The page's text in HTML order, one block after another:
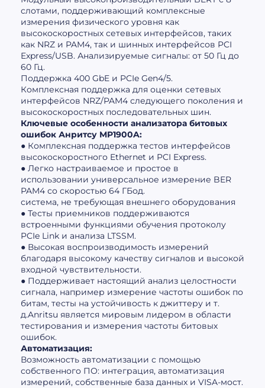
слотами, поддерживающий комплексные
измерения физического уровня как
высокоскоростных сетевых интерфейсов, таких
как NRZ и PAM4, так и шинных интерфейсов PCI
Express/USB. Анализируемые сигналы: от 50 Гц до
60 Гц.
Поддержка 400 GbE и PCIe Gen4/5.
Комплексная поддержка для оценки сетевых
интерфейсов NRZ/PAM4 следующего поколения и
высокоскоростных последовательных шин.
Ключевые особенности анализатора битовых
ошибок Анритсу MP1900A:
● Комплексная поддержка тестов интерфейсов
высокоскоростного Ethernet и PCI Express.
● Легко настраиваемое и простое в
использовании универсальное измерение BER
PAM4 со скоростью 64 ГБод.
система, не требующая внешнего оборудования
● Тесты приемников поддерживаются
встроенными функциями обучения протоколу
PCIe Link и анализа LTSSM.
● Высокая воспроизводимость измерений
благодаря высокому качеству сигналов и высокой
входной чувствительности.
● Поддерживает настоящий анализ целостности
сигнала, например измерение частоты ошибок по
битам, тесты на устойчивость к джиттеру и т.
д.Anritsu является мировым лидером в области
тестирования и измерения частоты битовых
ошибок.
Автоматизация:
Возможность автоматизации с помощью
собственного ПО: интеграция, автоматизация
измерений, собственные база данных и VISA-мост.